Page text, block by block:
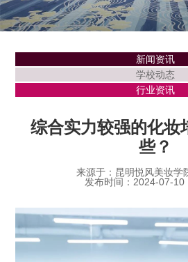
新闻资讯
学校动态
行业资讯
综合实力较强的化妆
些？
来源于：昆明悦风美妆学
发布时间：2024-07-10